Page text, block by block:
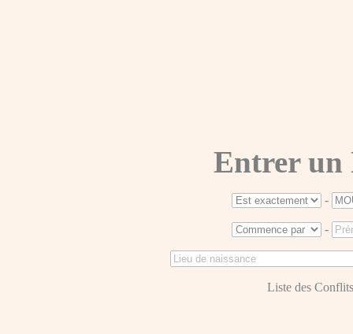
Entrer un
-
-
Liste des